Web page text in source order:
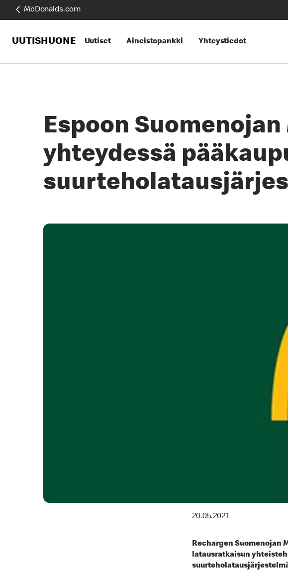
McDonalds.com
UUTISHUONE Uutiset Aineistopankki Yhteystiedot
Espoon
yhteydessä
20.05.2021
Rechargen Suomenojan
latausratkaisun